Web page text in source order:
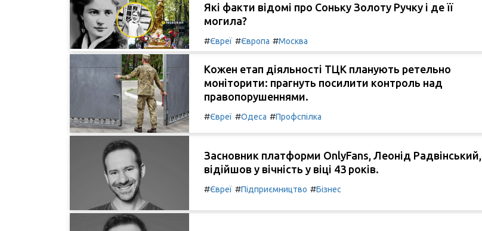
Які факти відомі про Соньку Золоту Ручку і де її
могила?
#Євреї #Європа #Москва
Кожен етап діяльності ТЦК планують ретельно
моніторити: прагнуть посилити контроль над
правопорушеннями.
#Євреї #Одеса #Профспілка
Засновник платформи OnlyFans, Леонід Радвінський,
відійшов у вічність у віці 43 років.
#Євреї #Підприємництво #Бізнес